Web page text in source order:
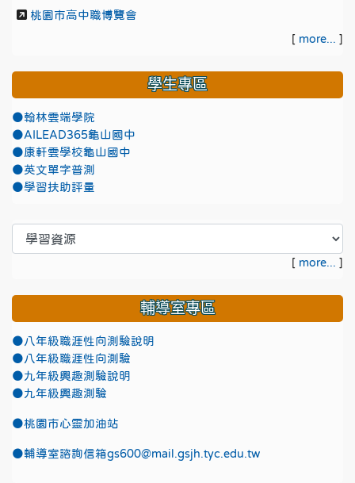
桃園市高中職博覽會
[ more... ]
學生專區
●翰林雲端學院
●AILEAD365龜山國中
●康軒雲學校龜山國中
●英文單字普測
●學習扶助評量
[ more... ]
輔導室專區
●八年級職涯性向測驗說明
●八年級職涯性向測驗
●九年級興趣測驗說明
●九年級興趣測驗
●桃園市心靈加油站
●輔導室諮詢信箱gs600@mail.gsjh.tyc.edu.tw